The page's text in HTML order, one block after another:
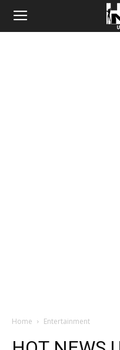
Home Entertainment